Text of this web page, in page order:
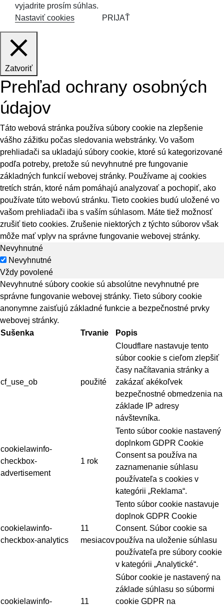
vyjadrite prosím súhlas.
Nastaviť cookies
PRIJAŤ
Zatvoriť
Prehľad ochrany osobných
údajov
Táto webová stránka používa súbory cookie na zlepšenie
vášho zážitku počas sledovania webstránky. Vo vašom
prehliadači sa ukladajú súbory cookie, ktoré sú kategorizované
podľa potreby, pretože sú nevyhnutné pre fungovanie
základných funkcií webovej stránky. Používame aj cookies
tretích strán, ktoré nám pomáhajú analyzovať a pochopiť, ako
používate túto webovú stránku. Tieto cookies budú uložené vo
vašom prehliadači iba s vaším súhlasom. Máte tiež možnosť
zrušiť tieto cookies. Zrušenie niektorých z týchto súborov však
môže mať vplyv na správne fungovanie webovej stránky.
Nevyhnutné
Nevyhnutné
Vždy povolené
Nevyhnutné súbory cookie sú absolútne nevyhnutné pre
správne fungovanie webovej stránky. Tieto súbory cookie
anonymne zaisťujú základné funkcie a bezpečnostné prvky
webovej stránky.
Sušenka
Trvanie Popis
cf_use_ob použité
Cloudflare nastavuje tento
súbor cookie s cieľom zlepšiť
časy načítavania stránky a
zakázať akékoľvek
bezpečnostné obmedzenia na
základe IP adresy
návštevníka.
cookielawinfo-
checkbox-
advertisement
1 rok
Tento súbor cookie nastavený
doplnkom GDPR Cookie
Consent sa používa na
zaznamenanie súhlasu
používateľa s cookies v
kategórii „Reklama“.
cookielawinfo-
checkbox-analytics
11
mesiacov
Tento súbor cookie nastavuje
doplnok GDPR Cookie
Consent. Súbor cookie sa
používa na uloženie súhlasu
používateľa pre súbory cookie
v kategórii „Analytické“.
cookielawinfo-
11
Súbor cookie je nastavený na
základe súhlasu so súbormi
cookie GDPR na